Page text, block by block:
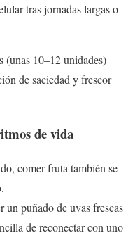
tras jornadas largas o
(unas 10–12 unidades)
de saciedad y frescor
de vida
comer fruta también se
un puñado de uvas frescas
de reconectar con uno